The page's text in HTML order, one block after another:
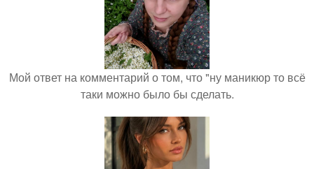
Мой ответ на комментарий о том, что "ну маникюр то всё
таки можно было бы сделать.